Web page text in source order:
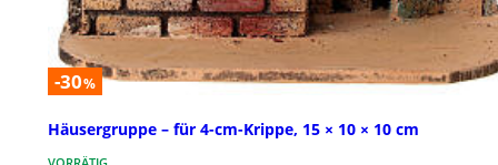
-30%
Häusergruppe – für 4-cm-Krippe, 15 × 10 × 10 cm